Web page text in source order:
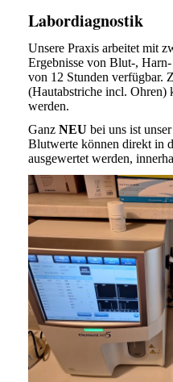
Labordiagnostik
Unsere Praxis arbeitet mit
Ergebnisse von Blut-,
von 12 Stunden verfügbar.
(Hautabstriche incl. Ohren)
werden.
Ganz NEU bei uns ist
Blutwerte können direkt in
ausgewertet werden,